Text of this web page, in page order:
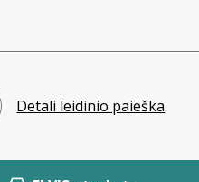
Detali leidinio paieška